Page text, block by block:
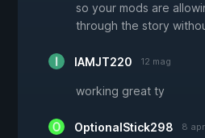
so your mods are
through the story
IAMJT220 12 mag
working great ty
OptionalStick298 8 apr